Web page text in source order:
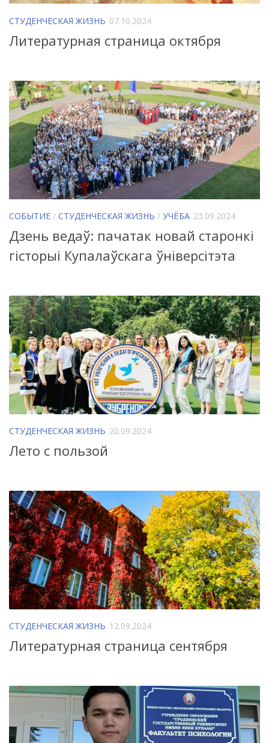
СТУДЕНЧЕСКАЯ ЖИЗНЬ 07.10.2024
Литературная страница октября
СОБЫТИЕ / СТУДЕНЧЕСКАЯ ЖИЗНЬ / УЧЁБА 23.09.2024
Дзень ведаў: пачатак новай старонкі
гісторыі Купалаўскага ўніверсітэта
СТУДЕНЧЕСКАЯ ЖИЗНЬ 20.09.2024
Лето с пользой
СТУДЕНЧЕСКАЯ ЖИЗНЬ 12.09.2024
Литературная страница сентября